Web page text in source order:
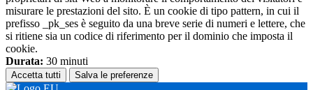
misurare le prestazioni del sito. È un cookie di tipo pattern, in cui il
prefisso _pk_ses è seguito da una breve serie di numeri e lettere, che
si ritiene sia un codice di riferimento per il dominio che imposta il
cookie.
Durata: 30 minuti
Accetta tutti Salva le preferenze